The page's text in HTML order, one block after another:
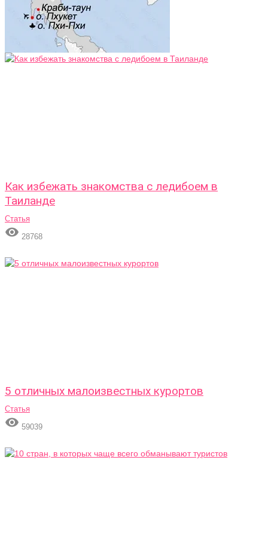
Как избежать знакомства с ледибоем в
Таиланде
Статья
 28768
5 отличных малоизвестных курортов
Статья
 59039